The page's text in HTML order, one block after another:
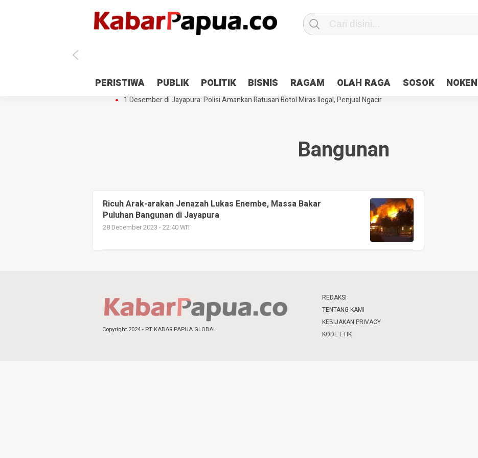
PERISTIWA PUBLIK POLITIK BISNIS RAGAM OLAH RAGA SOSOK NOKEN
Antisipasi 1 Desember, TNI Polri Patroli 2×24 jam di Kota Jayapura
Pesan Sejuk Polri di Deklarasi Pemilu
Gedung Perpustakaan SMPN 5 Sentani Terbakar
Hibah Pilkada Jayapura Cair 10 Persen, Deposit Kas
1 Desember di Jayapura: Polisi Amankan Ratusan Botol Miras Ilegal, Penjual Ngacir
Bangunan
Ricuh Arak-arakan Jenazah Lukas Enembe, Massa Bakar
Puluhan Bangunan di Jayapura
28 December 2023 - 22:40 WIT
Copyright 2024 - PT KABAR PAPUA GLOBAL
REDAKSI
TENTANG KAMI
KEBIJAKAN PRIVACY
KODE ETIK